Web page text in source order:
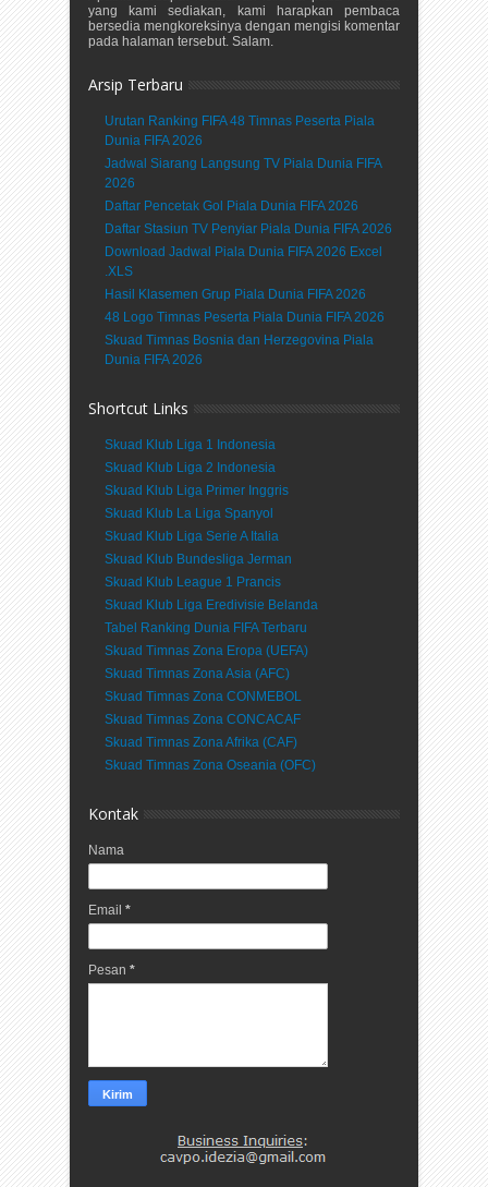
yang kami sediakan, kami harapkan pembaca
bersedia mengkoreksinya dengan mengisi komentar
pada halaman tersebut. Salam.
Arsip Terbaru
Urutan Ranking FIFA 48 Timnas Peserta Piala
Dunia FIFA 2026
Jadwal Siarang Langsung TV Piala Dunia FIFA
2026
Daftar Pencetak Gol Piala Dunia FIFA 2026
Daftar Stasiun TV Penyiar Piala Dunia FIFA 2026
Download Jadwal Piala Dunia FIFA 2026 Excel
.XLS
Hasil Klasemen Grup Piala Dunia FIFA 2026
48 Logo Timnas Peserta Piala Dunia FIFA 2026
Skuad Timnas Bosnia dan Herzegovina Piala
Dunia FIFA 2026
Shortcut Links
Skuad Klub Liga 1 Indonesia
Skuad Klub Liga 2 Indonesia
Skuad Klub Liga Primer Inggris
Skuad Klub La Liga Spanyol
Skuad Klub Liga Serie A Italia
Skuad Klub Bundesliga Jerman
Skuad Klub League 1 Prancis
Skuad Klub Liga Eredivisie Belanda
Tabel Ranking Dunia FIFA Terbaru
Skuad Timnas Zona Eropa (UEFA)
Skuad Timnas Zona Asia (AFC)
Skuad Timnas Zona CONMEBOL
Skuad Timnas Zona CONCACAF
Skuad Timnas Zona Afrika (CAF)
Skuad Timnas Zona Oseania (OFC)
Kontak
Nama
Email *
Pesan *